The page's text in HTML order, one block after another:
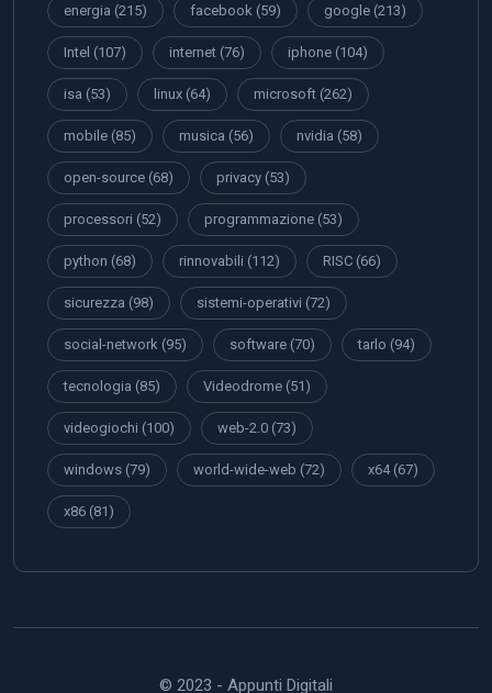
energia (215) facebook (59) google (213)
Intel (107) internet (76) iphone (104)
isa (53) linux (64) microsoft (262)
mobile (85) musica (56) nvidia (58)
open-source (68) privacy (53)
processori (52) programmazione (53)
python (68) rinnovabili (112) RISC (66)
sicurezza (98) sistemi-operativi (72)
social-network (95) software (70) tarlo (94)
tecnologia (85) Videodrome (51)
videogiochi (100) web-2.0 (73)
windows (79) world-wide-web (72) x64(67)
x86 (81)
© 2023 - Appunti Digitali